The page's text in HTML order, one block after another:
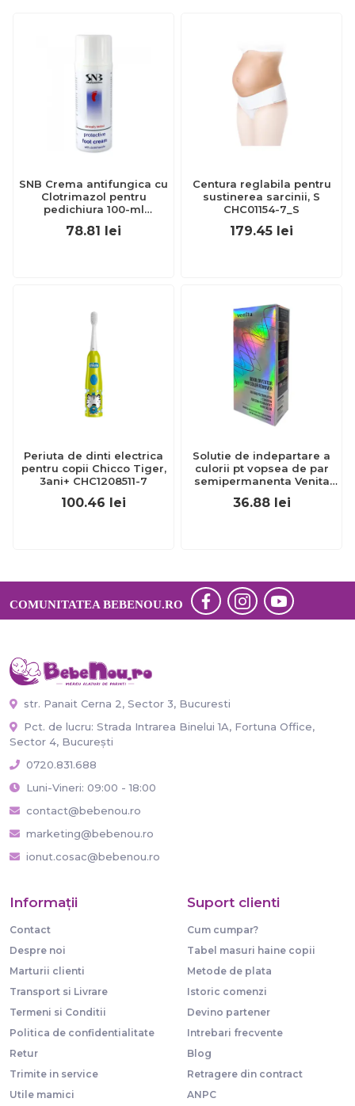
SNB Crema antifungica cu
Clotrimazol pentru
pedichiura 100-ml
EXL359_918
78.81 lei
Centura reglabila pentru
sustinerea sarcinii, S
CHC01154-7_S
179.45 lei
Periuta de dinti electrica
pentru copii Chicco Tiger,
3ani+ CHC1208511-7
100.46 lei
Solutie de indepartare a
culorii pt vopsea de par
semipermanenta Venita
Hair Color Remover, 115ml
15 ml
36.88 lei
COMUNITATEA BEBENOU.RO
str. Panait Cerna 2, Sector 3, Bucuresti
Pct. de lucru: Strada Intrarea Binelui 1A, Fortuna Office,
Sector 4, București
0720.831.688
Luni-Vineri: 09:00 - 18:00
contact@bebenou.ro
marketing@bebenou.ro
ionut.cosac@bebenou.ro
Informaţii
Contact
Despre noi
Marturii clienti
Transport si Livrare
Termeni si Conditii
Politica de confidentialitate
Retur
Trimite in service
Utile mamici
Suport clienti
Cum cumpar?
Tabel masuri haine copii
Metode de plata
Istoric comenzi
Devino partener
Intrebari frecvente
Blog
Retragere din contract
ANPC